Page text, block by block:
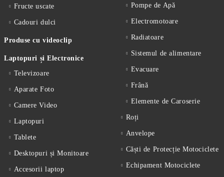
Fructe uscate
Cadouri dulci
Produse cu videoclip
Laptopuri și Electronice
Televizoare
Aparate Foto
Camere Video
Laptopuri
Tablete
Desktopuri și Monitoare
Accesorii laptop
Pompe de Apă
Electromotoare
Radiatoare
Sistemul de alimentare
Evacuare
Frână
Elemente de Caroserie
Roți
Anvelope
Căști de Protecție Motociclete
Echipament Motociclete